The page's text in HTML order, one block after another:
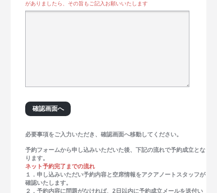
がありましたら、その旨もご記入お願いいたします
必要事項をご入力いただき、確認画面へ移動してください。
予約フォームから申し込みいただいた後、下記の流れで予約成立とな
ります。
ネット予約完了までの流れ
１．申し込みいただい予約内容と空席情報をアクアノートスタッフが
確認いたします。
２．予約内容に問題がなければ、2日以内に予約成立メールを送付い